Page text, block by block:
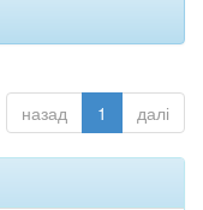
назад 1 далі